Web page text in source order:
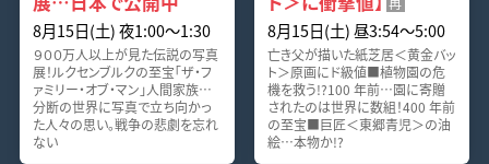
8月15日(土) 夜1:00〜1:30
９００万人以上が見た伝説の写真
展！ルクセンブルクの至宝「ザ・フ
ァミリー・オブ・マン」人間家族…
分断の世界に写真で立ち向かっ
た人々の思い。戦争の悲劇を忘れ
ない
8月15日(土) 昼3:54〜5:00
亡き父が描いた紙芝居＜黄金バッ
ト＞原画にド級値■植物園の危
機を救う!?100 年前…園に寄贈
されたのは世界に数組！400 年前
の至宝■巨匠＜東郷青児＞の油
絵…本物か!?